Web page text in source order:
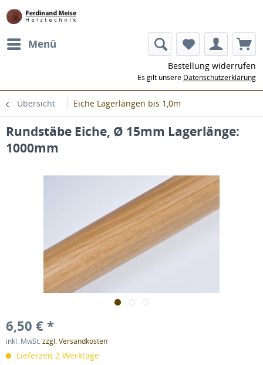
Menü
Bestellung widerrufen
Es gilt unsere Datenschutzerklärung
Übersicht Eiche Lagerlängen bis 1,0m
Rundstäbe Eiche, Ø 15mm Lagerlänge:
1000mm
6,50 € *
inkl. MwSt.zzgl. Versandkosten
Lieferzeit 2 Werktage